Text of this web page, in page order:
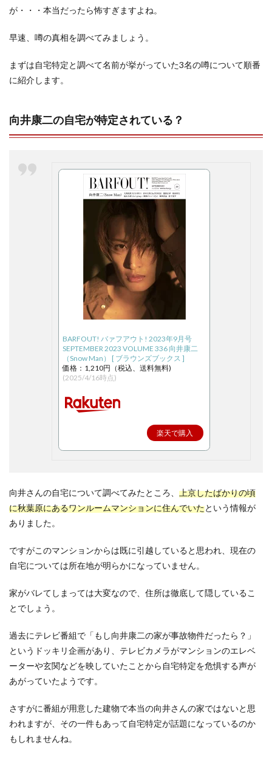
が・・・本当だったら怖すぎますよね。
早速、噂の真相を調べてみましょう。
まずは自宅特定と調べて名前が挙がっていた3名の噂について順番
に紹介します。
向井康二の自宅が特定されている？
BARFOUT! バァフアウト! 2023年9月号
SEPTEMBER 2023 VOLUME 336 向井康二
（Snow Man） [ ブラウンズブックス ]
価格：1,210円（税込、送料無料)
(2025/4/16時点)
楽天で購入
向井さんの自宅について調べてみたところ、 上京したばかりの頃
に秋葉原にあるワンルームマンションに住んでいたという情報が
ありました。
ですがこのマンションからは既に引越していると思われ、現在の
自宅については所在地が明らかになっていません。
家がバレてしまっては大変なので、住所は徹底して隠しているこ
とでしょう。
過去にテレビ番組で「もし向井康二の家が事故物件だったら？」
というドッキリ企画があり、テレビカメラがマンションのエレベ
ーターや玄関などを映していたことから自宅特定を危惧する声が
あがっていたようです。
さすがに番組が用意した建物で本当の向井さんの家ではないと思
われますが、その一件もあって自宅特定が話題になっているのか
もしれませんね。